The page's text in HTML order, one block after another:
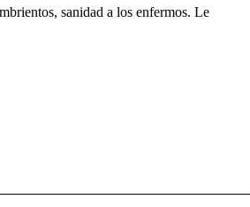
sanidad a los enfermos. Le